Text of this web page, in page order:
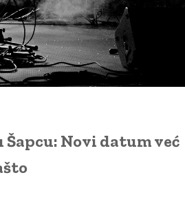
Novi datum već